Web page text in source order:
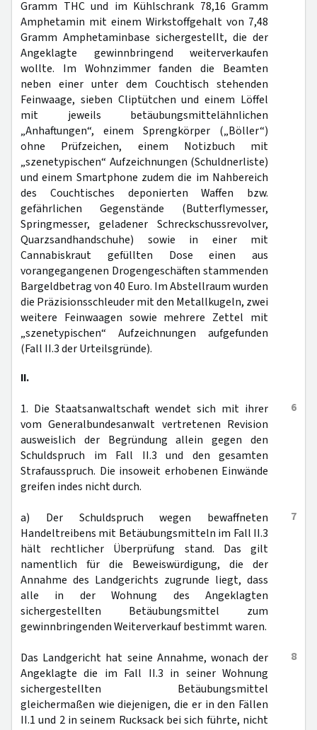
Gramm THC und im Kühlschrank 78,16 Gramm
Amphetamin mit einem Wirkstoffgehalt von 7,48
Gramm Amphetaminbase sichergestellt, die der
Angeklagte gewinnbringend weiterverkaufen
wollte. Im Wohnzimmer fanden die Beamten
neben einer unter dem Couchtisch stehenden
Feinwaage, sieben Cliptütchen und einem Löffel
mit jeweils betäubungsmittelähnlichen
„Anhaftungen“, einem Sprengkörper („Böller“)
ohne Prüfzeichen, einem Notizbuch mit
„szenetypischen“ Aufzeichnungen (Schuldnerliste)
und einem Smartphone zudem die im Nahbereich
des Couchtisches deponierten Waffen bzw.
gefährlichen Gegenstände (Butterflymesser,
Springmesser, geladener Schreckschussrevolver,
Quarzsandhandschuhe) sowie in einer mit
Cannabiskraut gefüllten Dose einen aus
vorangegangenen Drogengeschäften stammenden
Bargeldbetrag von 40 Euro. Im Abstellraum wurden
die Präzisionsschleuder mit den Metallkugeln, zwei
weitere Feinwaagen sowie mehrere Zettel mit
„szenetypischen“ Aufzeichnungen aufgefunden
(Fall II.3 der Urteilsgründe).
II.
6
1. Die Staatsanwaltschaft wendet sich mit ihrer
vom Generalbundesanwalt vertretenen Revision
ausweislich der Begründung allein gegen den
Schuldspruch im Fall II.3 und den gesamten
Strafausspruch. Die insoweit erhobenen Einwände
greifen indes nicht durch.
7
a) Der Schuldspruch wegen bewaffneten
Handeltreibens mit Betäubungsmitteln im Fall II.3
hält rechtlicher Überprüfung stand. Das gilt
namentlich für die Beweiswürdigung, die der
Annahme des Landgerichts zugrunde liegt, dass
alle in der Wohnung des Angeklagten
sichergestellten Betäubungsmittel zum
gewinnbringenden Weiterverkauf bestimmt waren.
8
Das Landgericht hat seine Annahme, wonach der
Angeklagte die im Fall II.3 in seiner Wohnung
sichergestellten Betäubungsmittel
gleichermaßen wie diejenigen, die er in den Fällen
II.1 und 2 in seinem Rucksack bei sich führte, nicht